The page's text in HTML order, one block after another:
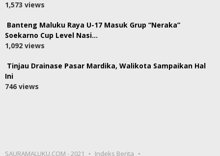
1,573 views
Banteng Maluku Raya U-17 Masuk Grup “Neraka”
Soekarno Cup Level Nasi…
1,092 views
Tinjau Drainase Pasar Mardika, Walikota Sampaikan Hal
Ini
746 views
SAURAMALUKU.COM - 2021 Indeks Berita